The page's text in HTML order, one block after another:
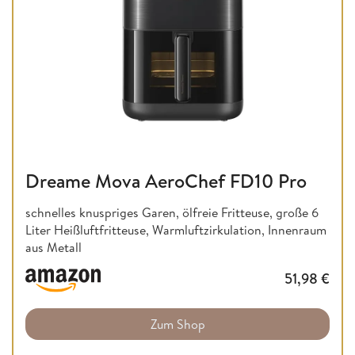
Dreame Mova AeroChef FD10 Pro
schnelles knuspriges Garen, ölfreie Fritteuse, große 6
Liter Heißluftfritteuse, Warmluftzirkulation, Innenraum
aus Metall
51,98 €
Zum Shop